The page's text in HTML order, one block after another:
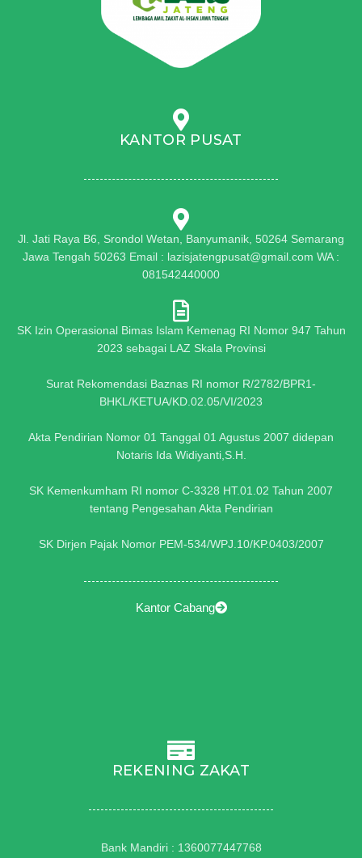
KANTOR PUSAT
Jl. Jati Raya B6, Srondol Wetan, Banyumanik, 50264 Semarang
Jawa Tengah 50263 Email : lazisjatengpusat@gmail.com WA :
081542440000
SK Izin Operasional Bimas Islam Kemenag RI Nomor 947 Tahun
2023 sebagai LAZ Skala Provinsi
Surat Rekomendasi Baznas RI nomor R/2782/BPR1-
BHKL/KETUA/KD.02.05/VI/2023
Akta Pendirian Nomor 01 Tanggal 01 Agustus 2007 didepan
Notaris Ida Widiyanti,S.H.
SK Kemenkumham RI nomor C-3328 HT.01.02 Tahun 2007
tentang Pengesahan Akta Pendirian
SK Dirjen Pajak Nomor PEM-534/WPJ.10/KP.0403/2007
Kantor Cabang
REKENING ZAKAT
Bank Mandiri : 1360077447768